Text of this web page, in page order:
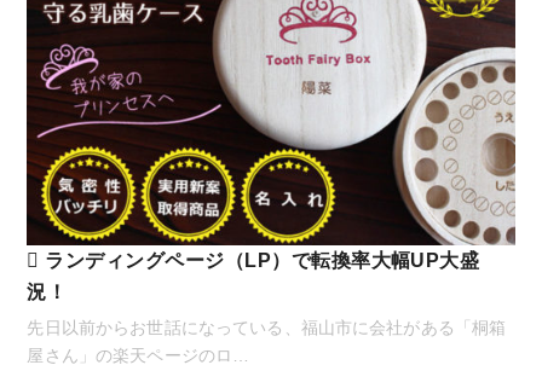
ランディングページ（LP）で転換率大幅UP大盛
況！
先日以前からお世話になっている、福山市に会社がある「桐箱
屋さん」の楽天ページのロ…